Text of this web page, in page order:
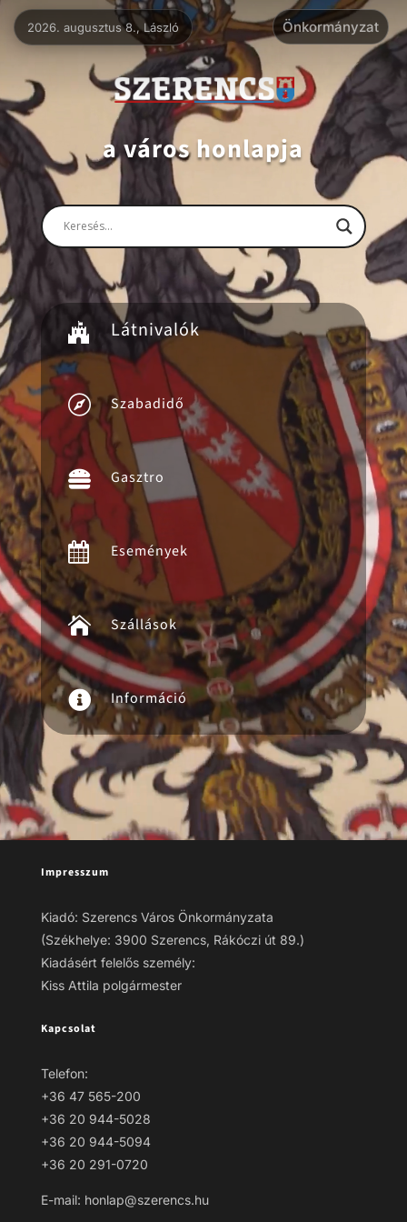
Önkormányzat
Videólejátszó
a város honlapja
 Látnivalók
 Szabadidő
 Gasztro
 Események
 Szállások
 Információ
2026. augusztus 8., László
Impresszum
Kiadó: Szerencs Város Önkormányzata
(Székhelye: 3900 Szerencs, Rákóczi út 89.)
Kiadásért felelős személy:
Kiss Attila polgármester
Kapcsolat
Telefon:
+36 47 565-200
+36 20 944-5028
+36 20 944-5094
+36 20 291-0720
E-mail: honlap@szerencs.hu